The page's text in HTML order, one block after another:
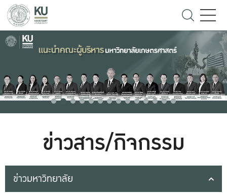
ข่าวสาร/กิจกรรม
ข่าวมหาวิทยาลัย